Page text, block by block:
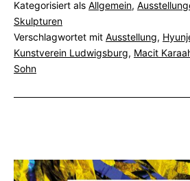
Kategorisiert als Allgemein,
Skulpturen
Verschlagwortet mit Ausstellung,
Kunstverein Ludwigsburg, Macit
Sohn